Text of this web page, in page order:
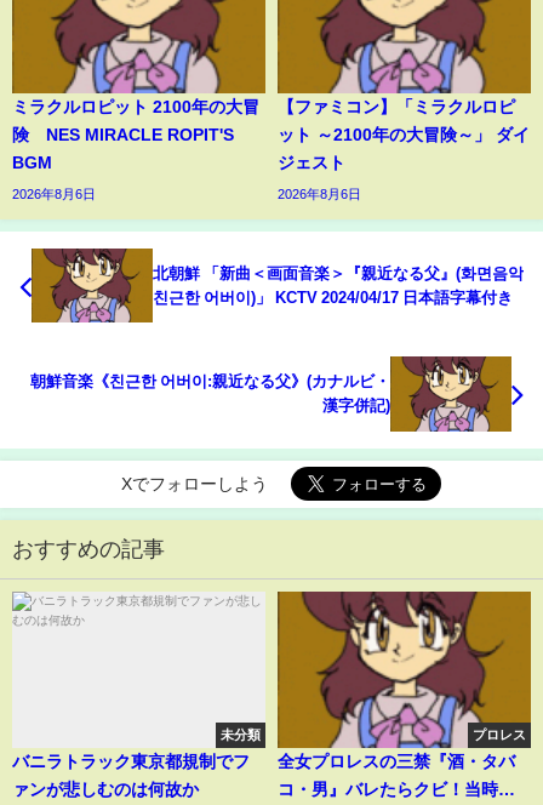
ミラクルロピット 2100年の大冒
険 NES MIRACLE ROPIT'S
BGM
2026年8月6日
【ファミコン】「ミラクルロピ
ット ～2100年の大冒険～」 ダイ
ジェスト
2026年8月6日
北朝鮮 「新曲＜画面音楽＞『親近なる父』(화면음악
친근한 어버이)」 KCTV 2024/04/17 日本語字幕付き
朝鮮音楽《친근한 어버이:親近なる父》(カナルビ・
漢字併記)
Xでフォローしよう
おすすめの記事
未分類
バニラトラック東京都規制でフ
ァンが悲しむのは何故か
プロレス
全女プロレスの三禁『酒・タバ
コ・男』バレたらクビ！当時の